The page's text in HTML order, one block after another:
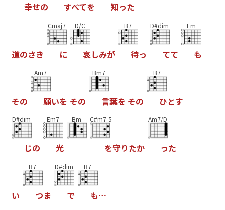
幸せの すべてを 知った
道のさき
Cmaj7
に
D/C
哀しみが
B7
待っ
D#dim
てて
Em
も
その
Am7
願いを その
Bm7
言葉を その
B7
ひとす
D#dim
じの
Em7
光
Bm C#m7-5
を守りたか
Am7/D
った
い
B7
つま
D#dim
で
B7
も…